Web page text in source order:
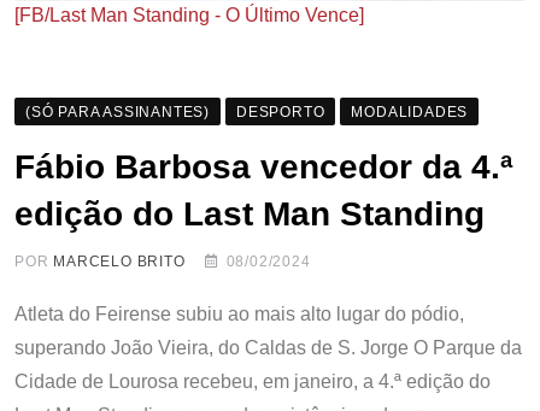
[FB/Last Man Standing - O Último Vence]
(SÓ PARA ASSINANTES) DESPORTO MODALIDADES
Fábio Barbosa vencedor da 4.ª
edição do Last Man Standing
POR MARCELO BRITO 08/02/2024
Atleta do Feirense subiu ao mais alto lugar do pódio,
superando João Vieira, do Caldas de S. Jorge O Parque da
Cidade de Lourosa recebeu, em janeiro, a 4.ª edição do